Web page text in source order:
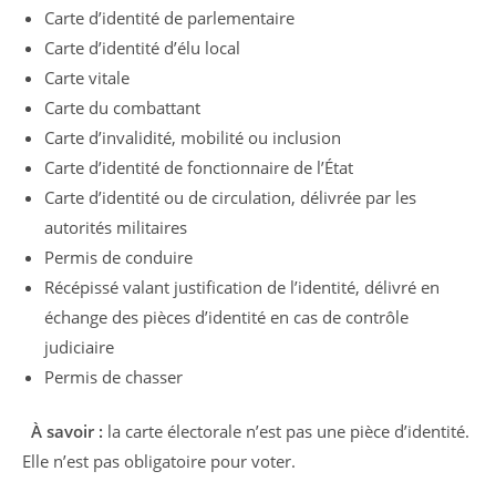
Carte d’identité de parlementaire
Carte d’identité d’élu local
Carte vitale
Carte du combattant
Carte d’invalidité, mobilité ou inclusion
Carte d’identité de fonctionnaire de l’État
Carte d’identité ou de circulation, délivrée par les
autorités militaires
Permis de conduire
Récépissé valant justification de l’identité, délivré en
échange des pièces d’identité en cas de contrôle
judiciaire
Permis de chasser
À savoir : la carte électorale n’est pas une pièce d’identité.
Elle n’est pas obligatoire pour voter.